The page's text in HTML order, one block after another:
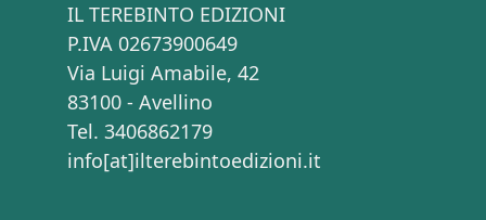
IL TEREBINTO EDIZIONI
P.IVA 02673900649
Via Luigi Amabile, 42
83100 - Avellino
Tel. 3406862179
info[at]ilterebintoedizioni.it